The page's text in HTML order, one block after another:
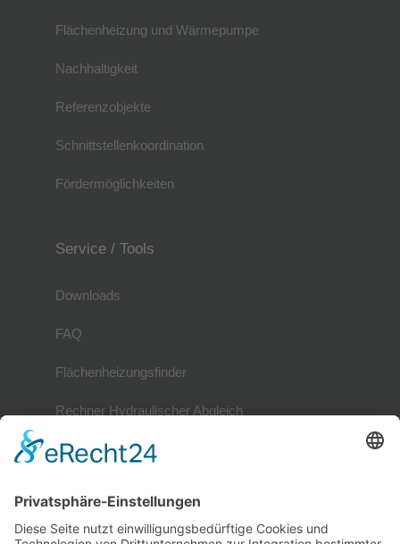
Flächenheizung und Wärmepumpe
Nachhaltigkeit
Referenzobjekte
Schnittstellenkoordination
Fördermöglichkeiten
Service / Tools
Downloads
FAQ
Flächenheizungsfinder
Rechner Hydraulischer Abgleich
Mitglieder
Mitgliederverzeichnis